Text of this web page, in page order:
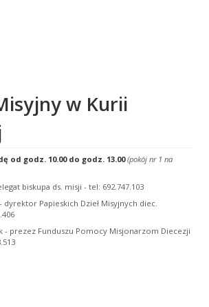
w Kurii
od godz. 10.00 do godz. 13.00(pokój nr 1 na
biskupa ds. misji - tel: 692.747.103
dyrektor Papieskich Dzieł Misyjnych diec.
- prezez Funduszu Pomocy Misjonarzom Diecezji